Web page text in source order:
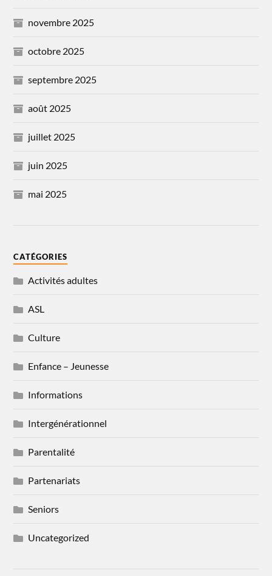
novembre 2025
octobre 2025
septembre 2025
août 2025
juillet 2025
juin 2025
mai 2025
CATÉGORIES
Activités adultes
ASL
Culture
Enfance – Jeunesse
Informations
Intergénérationnel
Parentalité
Partenariats
Seniors
Uncategorized